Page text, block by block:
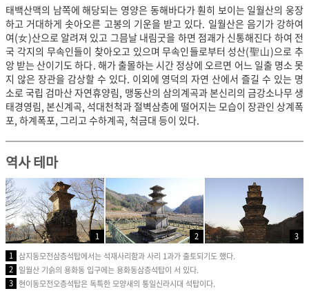
태백산맥의 남쪽에 해당되는 영양은 동해바다가 훤히 보이는 일월산의 웅장
하고 거대하게 솟아오른 고봉의 기운을 받고 있다. 일월산은 음기가 강하여
여(女)산으로 알려져 있고 그믐날 내림굿을 하면 점괘가 신통해진다 하여 전
국 각지의 무속인들이 찾아오고 있으며 무속인들로부터 성산(聖山)으로 추
앙 받는 산이기도 하다. 해가 출몰하는 시간 정상에 오르면 어느 일출 명소 못
지 않은 장관을 감상할 수 있다. 이외에 영덕의 자연 산에서 즐길 수 있는 명
소로 국립 검마산 자연휴양림, 맹동산의 삼의계곡과 본신리의 금강소나무 생
태경영림, 본신계곡, 석대천척과 절벽삼층에 떨어지는 모습이 장관인 상계폭
포, 하계폭포, 그리고 수하계곡, 척금대 등이 있다.
역사 테마
1 2
3
1 삼지동모전삼층석탑에서는 석재사리함과 사리 1과가 출토되기도 했다.
2 일월산 기슭의 용화동 입구에는 용화동삼층석탑이 서 있다.
3 현이동모전오층석탑은 독특한 모양새의 통일신라시대 석탑이다.